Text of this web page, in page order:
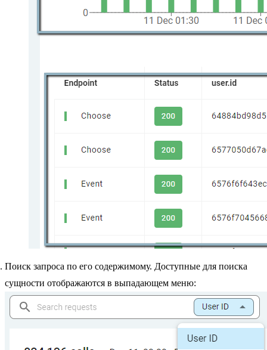
Поиск запроса по его содержимому. Доступные для поиска
сущности отображаются в выпадающем меню: